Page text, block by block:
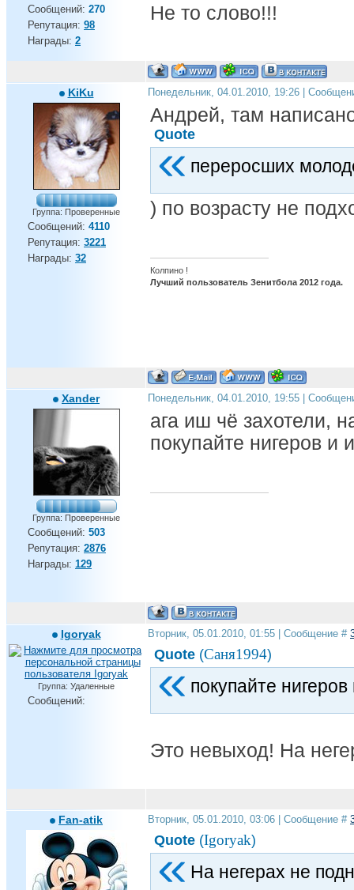
Сообщений: 270
Репутация: 98
Награды: 2
Не то слово!!!
KiKu
Группа: Проверенные
Сообщений: 4110
Репутация: 3221
Награды: 32
Понедельник, 04.01.2010, 19:26 |
Андрей, там
Quote
переросших
) по возрасту не
Колпино !
Лучший пользователь Зенитбола 2012 года.
Xander
Группа: Проверенные
Сообщений: 503
Репутация: 2876
Награды: 129
Понедельник, 04.01.2010, 19:55 |
ага иш чё захотели,
покупайте нигеров и
Igoryak
Группа: Удаленные
Сообщений:
Вторник, 05.01.2010, 01:55 | Сообщение #
Quote (Саня1994)
покупайте
Это невыход! На
Fan-atik Вторник, 05.01.2010, 03:06 | Сообщение #
Quote (Igoryak)
На негерах не